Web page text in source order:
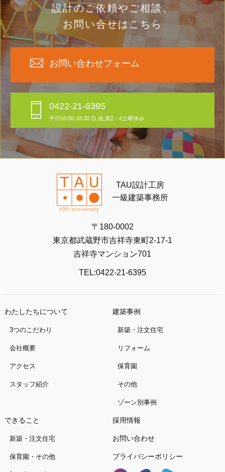
設計のご依頼やご相談、
お問い合せはこちら
お問い合わせフォーム
0422-21-6395
平日10:00-18:30 日,祝,第2・4土曜休み
TAU設計工房
一級建築事務所
〒180-0002
東京都武蔵野市吉祥寺東町2-17-1
吉祥寺マンション701
TEL:0422-21-6395
わたしたちについて
3つのこだわり
会社概要
アクセス
スタッフ紹介
建築事例
新築・注文住宅
リフォーム
保育園
その他
ゾーン別事例
できること
新築・注文住宅
保育園・その他
採用情報
お問い合わせ
プライバシーポリシー